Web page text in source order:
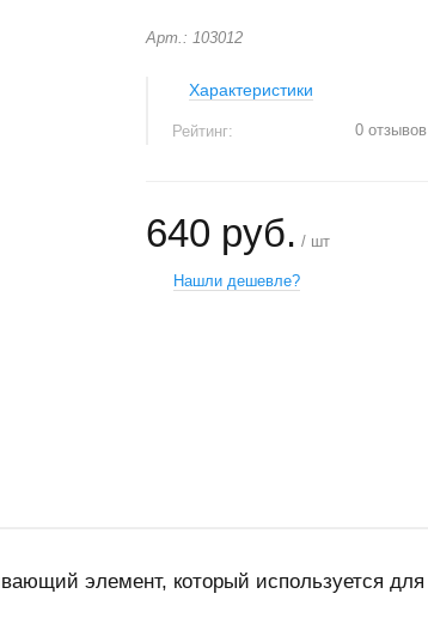
Арт.: 103012
Характеристики
Рейтинг: 0 отзывов
640 руб. / шт
Нашли дешевле?
элемент, который используется для